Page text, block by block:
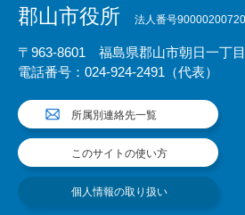
郡山市役所 法人番号
〒963-8601 福島県郡山市朝日一丁
電話番号：024-924-2491（代表）
所属別連絡先一覧
このサイトの使い方
個人情報の取り扱い